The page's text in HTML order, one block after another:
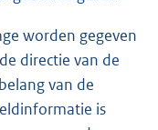
worden gegeven
directie van de
van de
is